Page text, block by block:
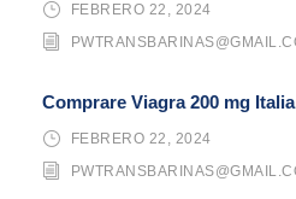
FEBRERO 22, 2024
Comprare Viagra 200 mg Italia
FEBRERO 22, 2024